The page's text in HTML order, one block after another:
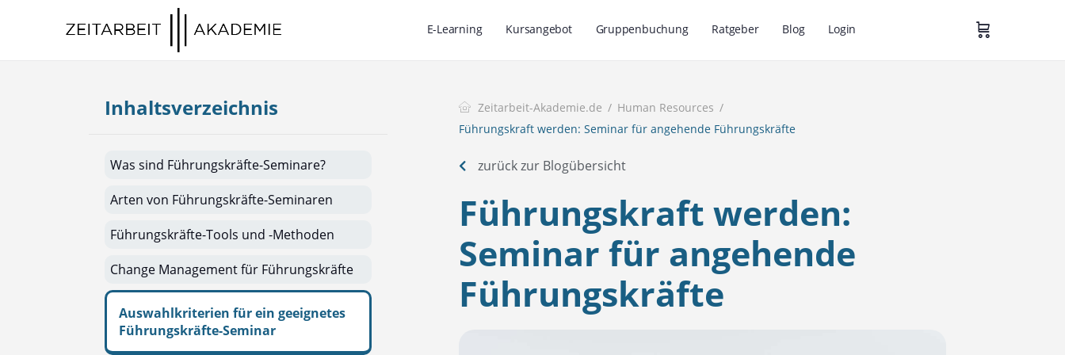
E-Learning Kursangebot Gruppenbuchung Ratgeber Blog Login
Inhaltsverzeichnis
Was sind Führungskräfte-Seminare?
Arten von Führungskräfte-Seminaren
Führungskräfte-Tools und -Methoden
Change Management für Führungskräfte
Auswahlkriterien für ein geeignetes
Führungskräfte-Seminar
Zeitarbeit-Akademie.de
Human Resources
Führungskraft werden: Seminar für angehende Führungskräfte
zurück zur Blogübersicht
Führungskraft werden:
Seminar für angehende
Führungskräfte